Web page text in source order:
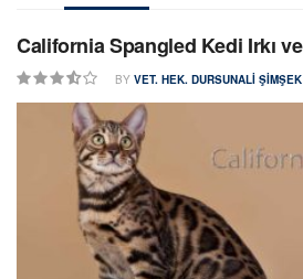
California Spangled Kedi Irkı
BY VET. HEK. DURSUNALI ŞIMŞEK